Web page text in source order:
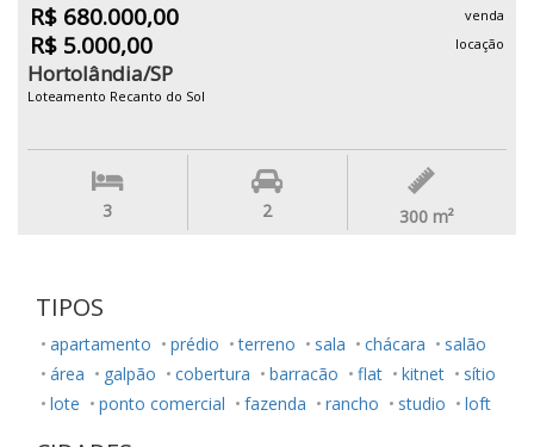
R$ 680.000,00 venda
R$ 5.000,00 locação
Hortolândia/SP
Loteamento Recanto do Sol
3 2 300 m²
TIPOS
apartamento prédio terreno sala chácara
salão
área
galpão cobertura barracão flat kitnet
sítio
lote
ponto comercial fazenda rancho studio loft